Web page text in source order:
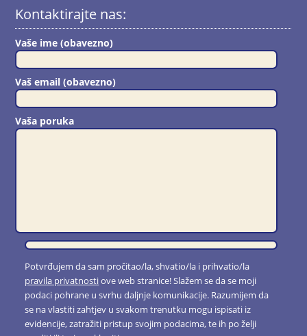
Kontaktirajte nas:
Vaše ime (obavezno)
Vaš email (obavezno)
Vaša poruka
Potvrđujem da sam pročitao/la, shvatio/la i prihvatio/la
pravila privatnostiove web stranice! Slažem se da se moji
podaci pohrane u svrhu daljnje komunikacije. Razumijem da
se na vlastiti zahtjev u svakom trenutku mogu ispisati iz
evidencije, zatražiti pristup svojim podacima, te ih po želji